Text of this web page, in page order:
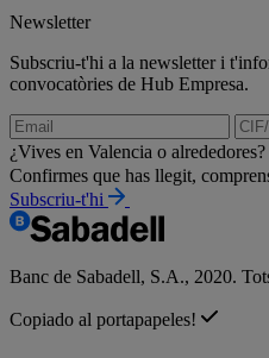
Newsletter
Subscriu-t'hi a la newsletter i
convocatòries de Hub Empresa.
¿Vives en Valencia o alrededores?
Confirmes que has llegit,
Subscriu-t'hi
Banc de Sabadell, S.A., 2020.
Copiado al portapapeles!